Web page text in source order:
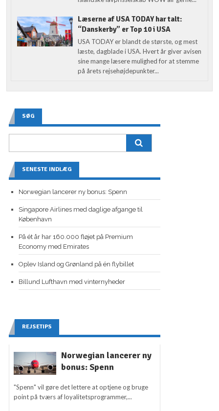
Læserne af USA TODAY har talt:
“Danskerby” er Top 10 i USA
USA TODAY er blandt de største, og mest
læste, dagblade i USA. Hvert år giver avisen
sine mange læsere mulighed for at stemme
på årets rejsehøjdepunkter...
SØG
SENESTE INDLÆG
Norwegian lancerer ny bonus: Spenn
Singapore Airlines med daglige afgange til
København
På ét år har 160.000 fløjet på Premium
Economy med Emirates
Oplev Island og Grønland på én flybillet
Billund Lufthavn med vinternyheder
REJSETIPS
Norwegian lancerer ny
bonus: Spenn
"Spenn" vil gøre det lettere at optjene og bruge
point på tværs af loyalitetsprogrammer,...